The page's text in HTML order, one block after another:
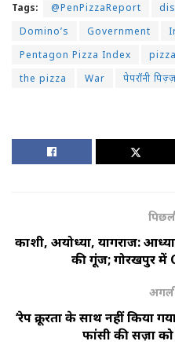
Tags: @PenPizzaReport
Domino’s
Government
Pentagon Pizza Index
the pizza
War पेपरॉनी
काशी, अयोध्या, प्रयागराज:
की गूंज; गोरखपुर में
‘रेप क्रूरता के साथ नहीं किया
फांसी की सज़ा को